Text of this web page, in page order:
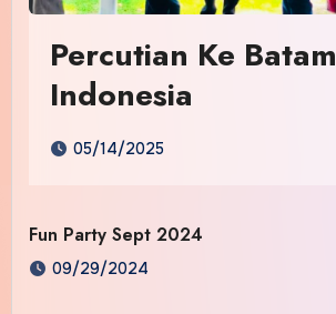
Percutian Ke Batam
Indonesia
05/14/2025
Fun Party Sept 2024
09/29/2024